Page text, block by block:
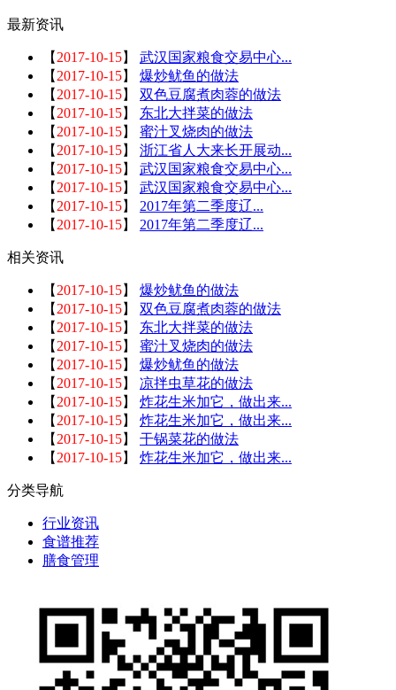
最新资讯
【 2017-10-15】 武汉国家粮食交易中心...
【 2017-10-15】 爆炒鱿鱼的做法
【 2017-10-15】 双色豆腐煮肉蓉的做法
【 2017-10-15】 东北大拌菜的做法
【 2017-10-15】 蜜汁叉烧肉的做法
【 2017-10-15】 浙江省人大来长开展动...
【 2017-10-15】 武汉国家粮食交易中心...
【 2017-10-15】 武汉国家粮食交易中心...
【 2017-10-15】 2017年第二季度辽...
【 2017-10-15】 2017年第二季度辽...
相关资讯
【 2017-10-15】 爆炒鱿鱼的做法
【 2017-10-15】 双色豆腐煮肉蓉的做法
【 2017-10-15】 东北大拌菜的做法
【 2017-10-15】 蜜汁叉烧肉的做法
【 2017-10-15】 爆炒鱿鱼的做法
【 2017-10-15】 凉拌虫草花的做法
【 2017-10-15】 炸花生米加它，做出来...
【 2017-10-15】 炸花生米加它，做出来...
【 2017-10-15】 干锅菜花的做法
【 2017-10-15】 炸花生米加它，做出来...
分类导航
行业资讯
食谱推荐
膳食管理